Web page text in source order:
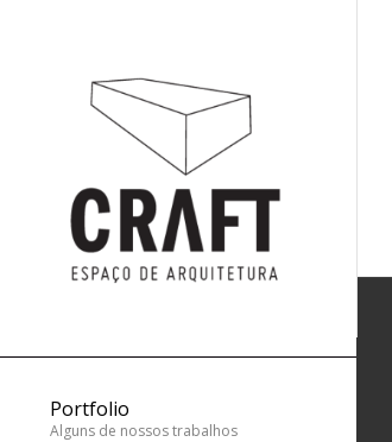
Portfolio
Alguns de nossos trabalhos